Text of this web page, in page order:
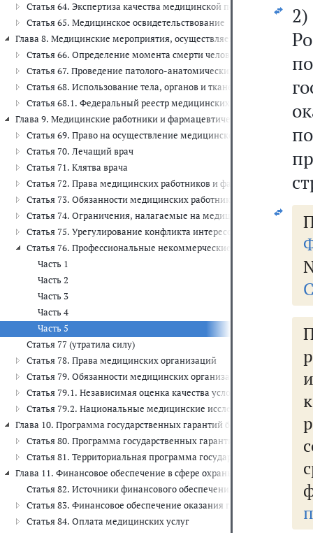
Статья 64. Экспертиза качества медицинской помощи
Статья 65. Медицинское освидетельствование
Глава 8. Медицинские мероприятия, осуществляемые в связи со
Статья 66. Определение момента смерти человека и
Статья 67. Проведение патолого-анатомических вскрытий
Статья 68. Использование тела, органов и тканей умершего
Статья 68.1. Федеральный реестр медицинских документов о
Глава 9. Медицинские работники и фармацевтические работники,
Статья 69. Право на осуществление медицинской деятельности и
Статья 70. Лечащий врач
Статья 71. Клятва врача
Статья 72. Права медицинских работников и фармацевтических
Статья 73. Обязанности медицинских работников и
Статья 74. Ограничения, налагаемые на медицинских
Статья 75. Урегулирование конфликта интересов при
Статья 76. Профессиональные некоммерческие организации,
Часть 1
Часть 2
Часть 3
Часть 4
Часть 5
Статья 77 (утратила силу)
Статья 78. Права медицинских организаций
Статья 79. Обязанности медицинских организаций
Статья 79.1. Независимая оценка качества условий оказания
Статья 79.2. Национальные медицинские исследовательские
Глава 10. Программа государственных гарантий бесплатного
Статья 80. Программа государственных гарантий бесплатного
Статья 81. Территориальная программа государственных
Глава 11. Финансовое обеспечение в сфере охраны здоровья (ст.ст.
Статья 82. Источники финансового обеспечения в сфере охраны
Статья 83. Финансовое обеспечение оказания гражданам
Статья 84. Оплата медицинских услуг